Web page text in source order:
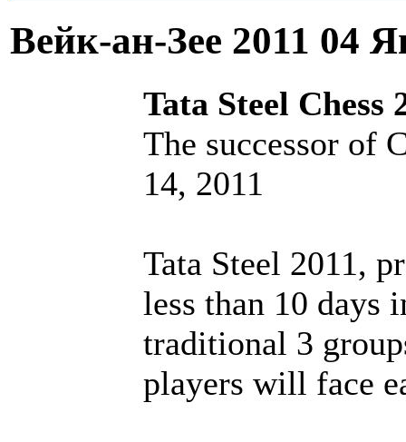
Вейк-ан-Зее 2011 04
Tata Steel
The successor of
14, 2011
Tata Steel 2011,
less than 10 days
traditional 3
players will face